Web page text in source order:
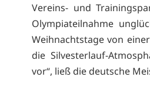
Vereins- und
Olympiateilnahme
Weihnachtstage von
die Silvesterlauf-
vor“, ließ die deutsche